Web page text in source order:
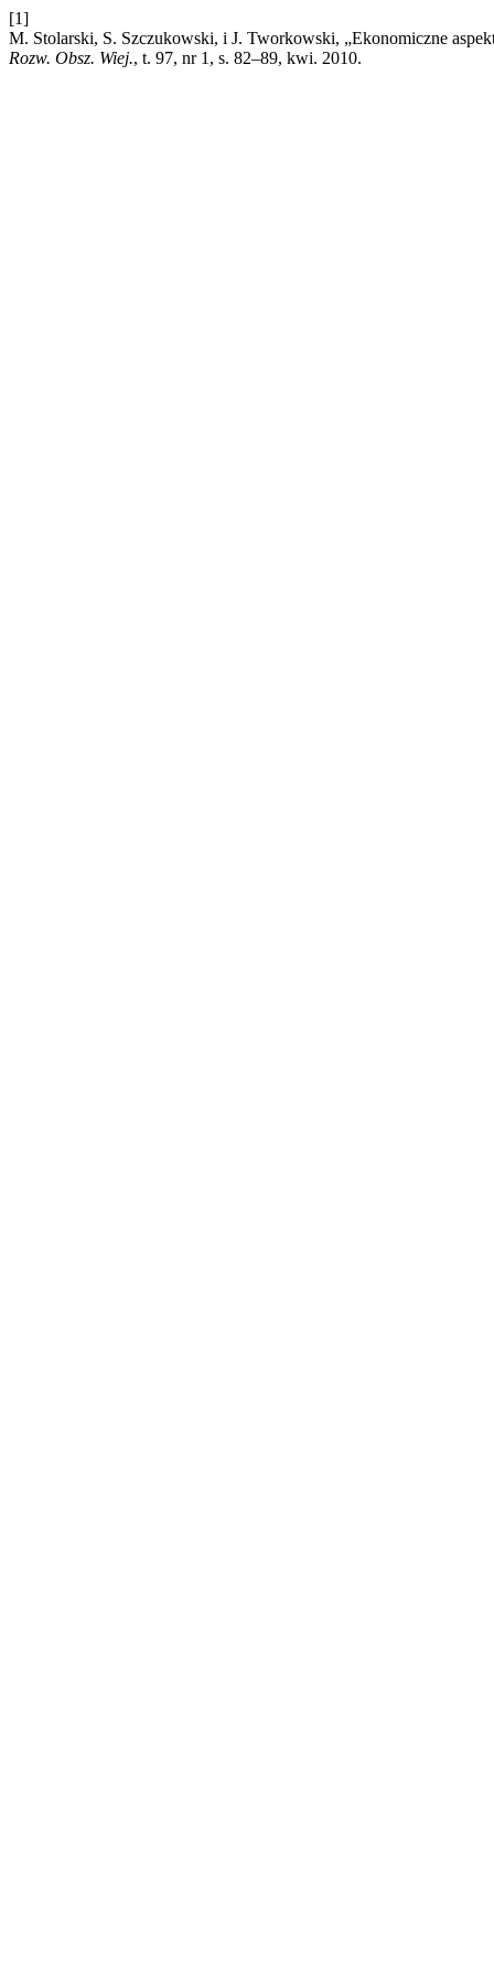
[1]
M. Stolarski, S. Szczukowski, i J. Tworkowski, „Ekonomiczne
Rozw. Obsz. Wiej., t. 97, nr 1, s. 82–89, kwi. 2010.